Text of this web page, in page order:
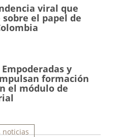
viral que
el papel de
y
formación
el módulo de
noticias